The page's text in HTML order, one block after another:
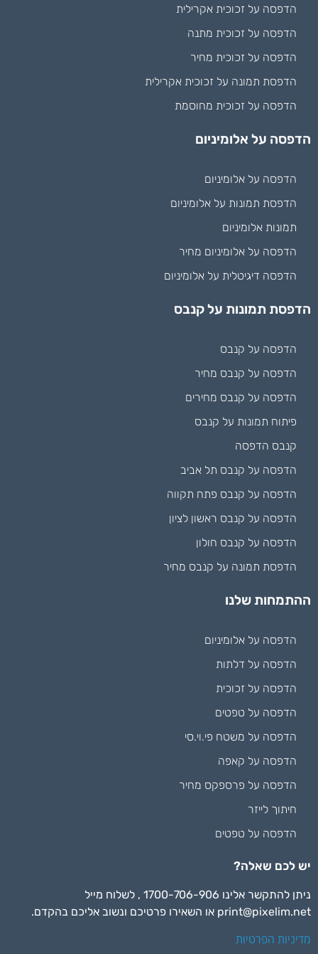
הדפסה על זכוכית אקרילית
הדפסה על זכוכית מתנה
הדפסה על זכוכית מחיר
הדפסת תמונה על זכוכית אקרילית
הדפסה על זכוכית מחוסמת
הדפסה על אלומיניום
הדפסה על אלומיניום
הדפסת תמונות על אלומיניום
תמונות אלומיניום
הדפסה על אלומיניום מחיר
הדפסה דיגיטלית על אלומיניום
הדפסת תמונות על קנבס
הדפסה על קנבס
הדפסה על קנבס מחיר
הדפסה על קנבס מחירים
פיתוח תמונות על קנבס
קנבס הדפסה
הדפסה על קנבס תל אביב
הדפסה על קנבס פתח תקווה
הדפסה על קנבס ראשון לציון
הדפסה על קנבס חולון
הדפסת תמונה על קנבס מחיר
ההתמחות שלנו
הדפסה על אלומיניום
הדפסה על דלתות
הדפסה על זכוכית
הדפסה על טפטים
הדפסה על משטח פי.וי.סי
הדפסה על קאפה
הדפסה על פרספקס מחיר
חיתוך לייזר
הדפסה על טפטים
יש לכם שאלה?
ניתן להתקשר אלינו 1700-706-906 , לשלוח מייל
print@pixelim.net או השאירו פרטיכם ונשוב אליכם בהקדם.
מדיניות הפרטיות